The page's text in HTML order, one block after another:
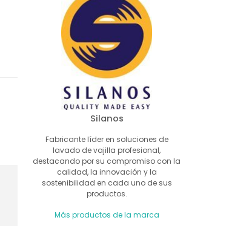
Silanos
Fabricante líder en soluciones de
lavado de vajilla profesional,
destacando por su compromiso con la
calidad, la innovación y la
sostenibilidad en cada uno de sus
productos.
Más productos de la marca